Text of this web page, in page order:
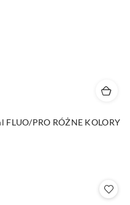
FLUO/PRO RÓŻNE KOLORY